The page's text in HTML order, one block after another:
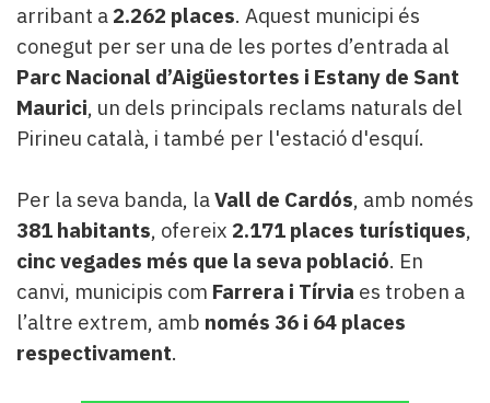
arribant a 2.262 places. Aquest municipi és
conegut per ser una de les portes d’entrada al
Parc Nacional d’Aigüestortes i Estany de Sant
Maurici, un dels principals reclams naturals del
Pirineu català, i també per l'estació d'esquí.
Per la seva banda, laVall de Cardós, amb només
381 habitants, ofereix 2.171 places turístiques,
cinc vegades més que la seva població. En
canvi, municipis com Farrera i Tírvia es troben a
l’altre extrem, amb només 36 i 64 places
respectivament.